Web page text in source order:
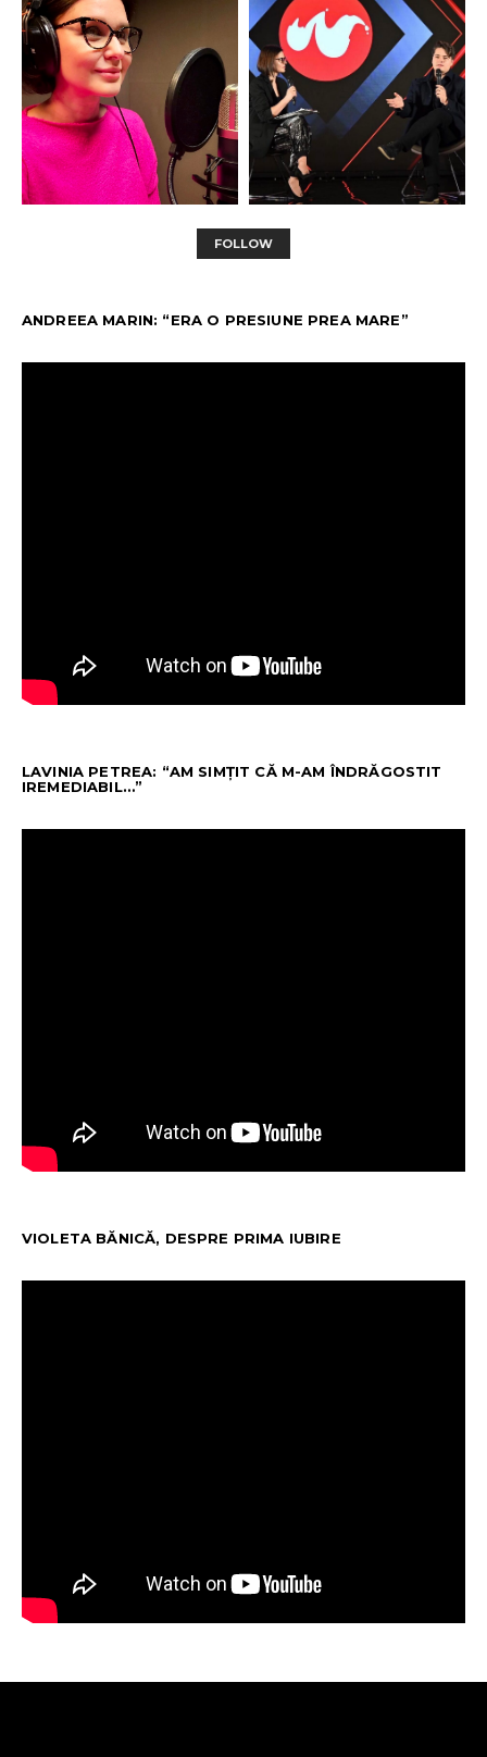
FOLLOW
ANDREEA MARIN: “ERA O PRESIUNE PREA MARE”
LAVINIA PETREA: “AM SIMȚIT CĂ M-AM ÎNDRĂGOSTIT
IREMEDIABIL…”
VIOLETA BĂNICĂ, DESPRE PRIMA IUBIRE